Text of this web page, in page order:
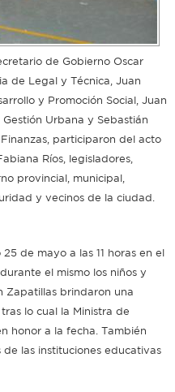
de Gobierno Oscar
de Legal y Técnica, Juan
y Promoción Social, Juan
Urbana y Sebastián
participaron del acto
Ríos, legisladores,
provincial, municipal,
y vecinos de la ciudad.
de mayo a las 11 horas en el
el mismo los niños y
Zapatillas brindaron una
lo cual la Ministra de
honor a la fecha. También
las instituciones educativas